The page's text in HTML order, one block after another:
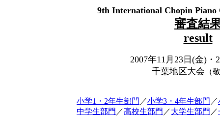
9th International Chopin
審査結
result
2007年11月23日(金)・
千葉地区大会 （
小学1・2年生部門 ／小学3・4年生部門 ／
中学生部門 ／高校生部門 ／大学生部門 ／